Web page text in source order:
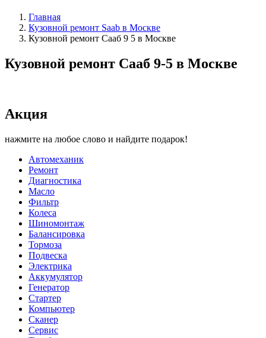
Главная
Кузовной ремонт Saab в Москве
Кузовной ремонт Сааб 9 5 в Москве
Кузовной ремонт Сааб 9-5 в Москве
Акция
нажмите на любое слово и найдите подарок!
Автомеханик
Ремонт
Диагностика
Масло
Фильтр
Колеса
Шиномонтаж
Балансировка
Тормоза
Подвеска
Электрика
Аккумулятор
Генератор
Стартер
Компьютер
Сканер
Сервис